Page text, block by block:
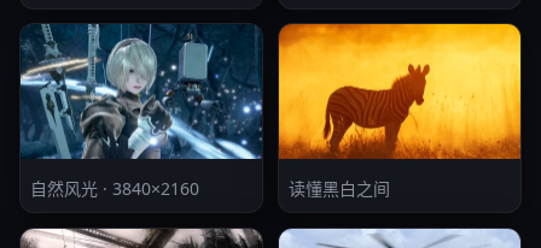
自然风光 · 3840×2160 读懂黑白之间